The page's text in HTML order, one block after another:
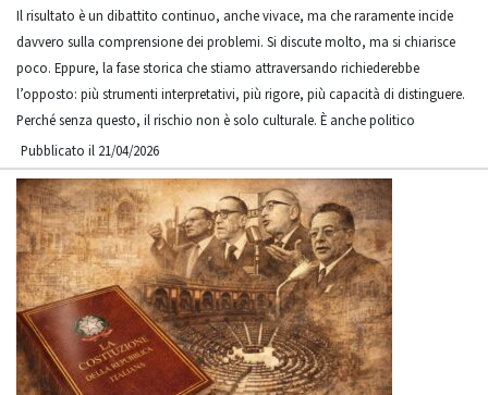
Il risultato è un dibattito continuo, anche vivace, ma che raramente incide
davvero sulla comprensione dei problemi. Si discute molto, ma si chiarisce
poco. Eppure, la fase storica che stiamo attraversando richiederebbe
l’opposto: più strumenti interpretativi, più rigore, più capacità di distinguere.
Perché senza questo, il rischio non è solo culturale. È anche politico
Pubblicato il 21/04/2026